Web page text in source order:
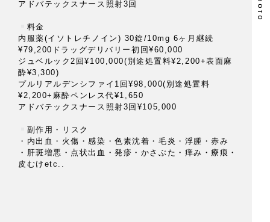
アドバテックスナース照射3回
料金
内服薬(イソトレチノイン) 30錠/10mg 6ヶ月継続
¥79,200ドラッグデリバリー初回¥60,000
ジュベルック2回¥100,000(別途処置料¥2,200+表面麻
酔¥3,300)
プルリアルデンシファイ1回¥98,000(別途処置料
¥2,200+麻酔ペンレス代¥1,650
アドバテックスナース照射3回¥105,000
副作用・リスク
・内出血・火傷・感染・色素沈着・毛炎・浮腫・赤み
・肝斑増悪・点状出血・発疹・かさぶた・痒み・療痕・
皮むけetc..
麻
※